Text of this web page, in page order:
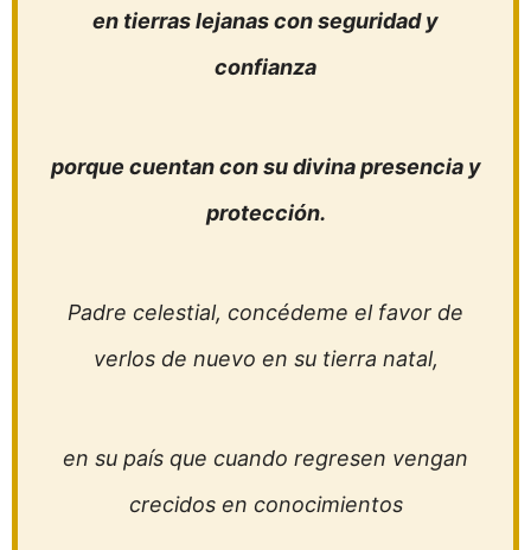
en tierras lejanas con seguridad y
confianza
porque cuentan con su divina presencia y
protección.
Padre celestial, concédeme el favor de
verlos de nuevo en su tierra natal,
en su país que cuando regresen vengan
crecidos en conocimientos